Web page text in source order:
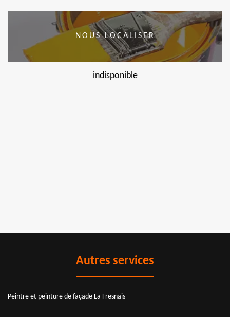
NOUS LOCALISER
indisponible
Autres services
Peintre et peinture de façade La Fresnais